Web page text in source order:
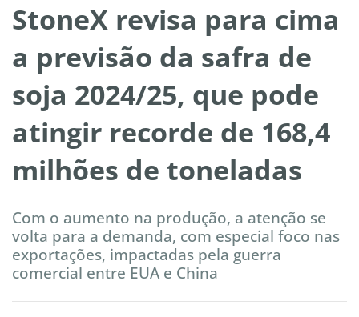
StoneX revisa para cima
a previsão da safra de
soja 2024/25, que pode
atingir recorde de 168,4
milhões de toneladas
Com o aumento na produção, a atenção se
volta para a demanda, com especial foco nas
exportações, impactadas pela guerra
comercial entre EUA e China